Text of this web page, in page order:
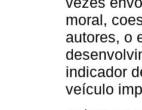
moral,
autores, o
indicador
veículo